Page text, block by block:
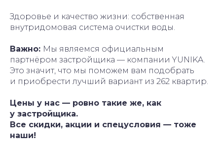
Здоровье и качество жизни: собственная
внутридомовая система очистки воды.
Важно: Мы являемся официальным
партнёром застройщика — компании YUNIKA.
Это значит, что мы поможем вам подобрать
и приобрести лучший вариант из 262 квартир.
Цены у нас — ровно такие же, как
у застройщика.
Все скидки, акции и спецусловия — тоже
наши!